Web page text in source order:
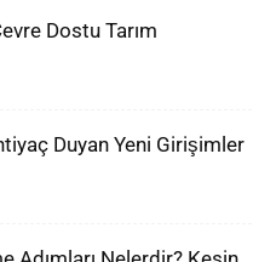
Dostu Tarım
Duyan Yeni Girişimler